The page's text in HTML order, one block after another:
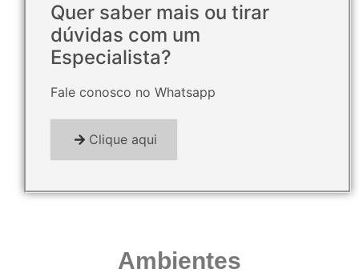
Quer saber mais ou tirar
dúvidas com um
Especialista?
Fale conosco no Whatsapp
Clique aqui
Ambientes